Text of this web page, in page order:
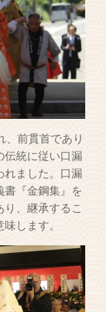
、前貫首であり
伝統に従い口漏
れました。口漏
書『金鋼集』を
、継承するこ
します。